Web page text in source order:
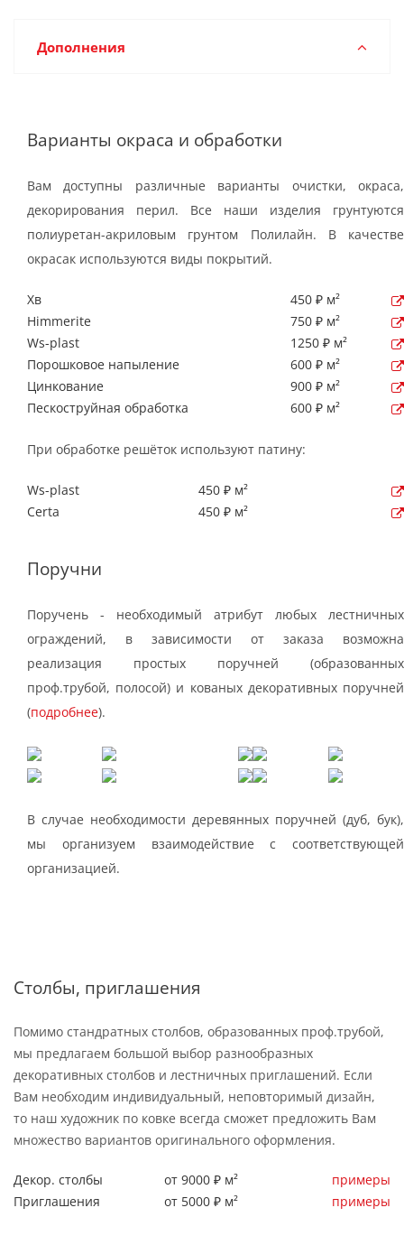
Дополнения
Варианты окраса и обработки
Вам доступны различные варианты очистки, окраса,
декорирования перил. Все наши изделия грунтуются
полиуретан-акриловым грунтом Полилайн. В качестве
окрасак используются виды покрытий.
Хв
450 ₽ м²
Himmerite
750 ₽ м²
Ws-plast
1250 ₽ м²
Порошковое напыление
600 ₽ м²
Цинкование
900 ₽ м²
Пескоструйная обработка
600 ₽ м²
При обработке решёток используют патину:
Ws-plast
450 ₽ м²
Certa
450 ₽ м²
Поручни
Поручень - необходимый атрибут любых лестничных
ограждений, в зависимости от заказа возможна
реализация простых поручней (образованных
проф.трубой, полосой) и кованых декоративных поручней
(подробнее).
В случае необходимости деревянных поручней (дуб, бук),
мы организуем взаимодействие с соответствующей
организацией.
Столбы, приглашения
Помимо стандратных столбов, образованных проф.трубой,
мы предлагаем большой выбор разнообразных
декоративных столбов и лестничных приглашений. Если
Вам необходим индивидуальный, неповторимый дизайн,
то наш художник по ковке всегда сможет предложить Вам
множество вариантов оригинального оформления.
Декор. столбы от 9000 ₽ м²
примеры
Приглашения
от 5000 ₽ м² примеры